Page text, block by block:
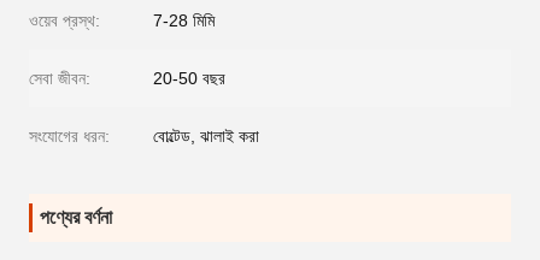
ওয়েব প্রস্থ: 7-28 মিমি
সেবা জীবন: 20-50 বছর
সংযোগের ধরন: বোল্টেড, ঝালাই করা
পণ্যের বর্ণনা